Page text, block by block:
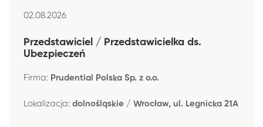
02.08.2026
Przedstawiciel / Przedstawicielka ds.
Ubezpieczeń
Firma: Prudential Polska Sp. z o.o.
Lokalizacja: dolnośląskie / Wrocław, ul. Legnicka 21A